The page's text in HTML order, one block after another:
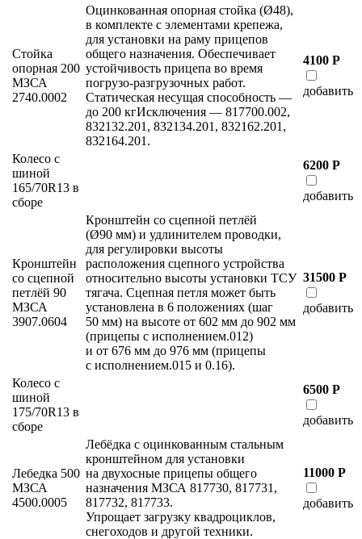
Стойка
опорная 200
МЗСА
2740.0002
Оцинкованная опорная стойка (Ø48),
в комплекте с элементами крепежа,
для установки на раму прицепов
общего назначения. Обеспечивает
устойчивость прицепа во время
погрузо-разгрузочных работ.
Статическая несущая способность —
до 200 кгИсключения — 817700.002,
832132.201, 832134.201, 832162.201,
832164.201.
4100 Р
добавить
Колесо с
шиной
165/70R13 в
сборе
6200 Р
добавить
Кронштейн
со сцепной
петлёй 90
МЗСА
3907.0604
Кронштейн со сцепной петлёй
(Ø90 мм) и удлинителем проводки,
для регулировки высоты
расположения сцепного устройства
относительно высоты установки ТСУ
тягача. Сцепная петля может быть
установлена в 6 положениях (шаг
50 мм) на высоте от 602 мм до 902 мм
(прицепы с исполнением.012)
и от 676 мм до 976 мм (прицепы
с исполнением.015 и 0.16).
31500 Р
добавить
Колесо с
шиной
175/70R13 в
сборе
6500 Р
добавить
Лебедка 500
МЗСА
4500.0005
Лебёдка с оцинкованным стальным
кронштейном для установки
на двухосные прицепы общего
назначения МЗСА 817730, 817731,
817732, 817733.
Упрощает загрузку квадроциклов,
снегоходов и другой техники.
11000 Р
добавить